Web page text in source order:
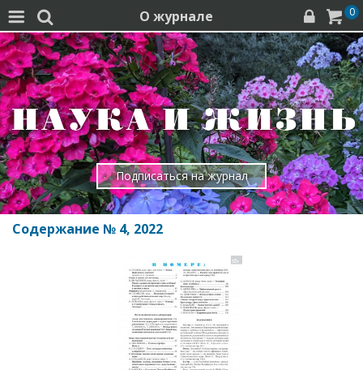
  О журнале   0
Подписаться на журнал
Содержание № 4, 2022